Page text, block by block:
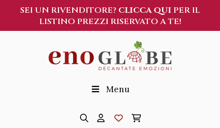
SEI UN RIVENDITORE? CLICCA QUI PER IL
LISTINO PREZZI RISERVATO A TE!
Menu